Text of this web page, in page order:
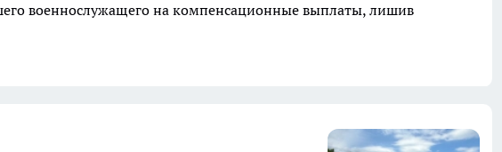
военнослужащего на компенсационные выплаты, лишив